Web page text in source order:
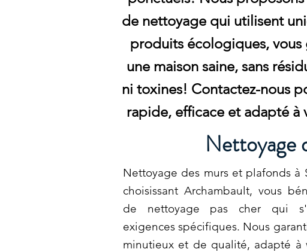
de nettoyage qui utilisent
produits écologiques, vous
une maison saine, sans
ni toxines! Contactez-nous
rapide, efficace et adapté à
Nettoyage
Nettoyage des murs et plafonds à
choisissant Archambault, vous
de nettoyage pas cher qui
exigences spécifiques. Nous
minutieux et de qualité, adapté à